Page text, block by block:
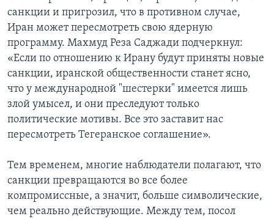
санкции и пригрозил, что в противном случае,
Иран может пересмотреть свою ядерную
программу. Махмуд Реза Саджади подчеркнул:
«Если по отношению к Ирану будут приняты новые
санкции, иранской общественности станет ясно,
что у международной "шестерки" имеется лишь
злой умысел, и они преследуют только
политические мотивы. Все это заставит нас
пересмотреть Тегеранское соглашение».
Тем временем, многие наблюдатели полагают, что
санкции превращаются во все более
компромиссные, а значит, больше символические,
чем реально действующие. Между тем, посол